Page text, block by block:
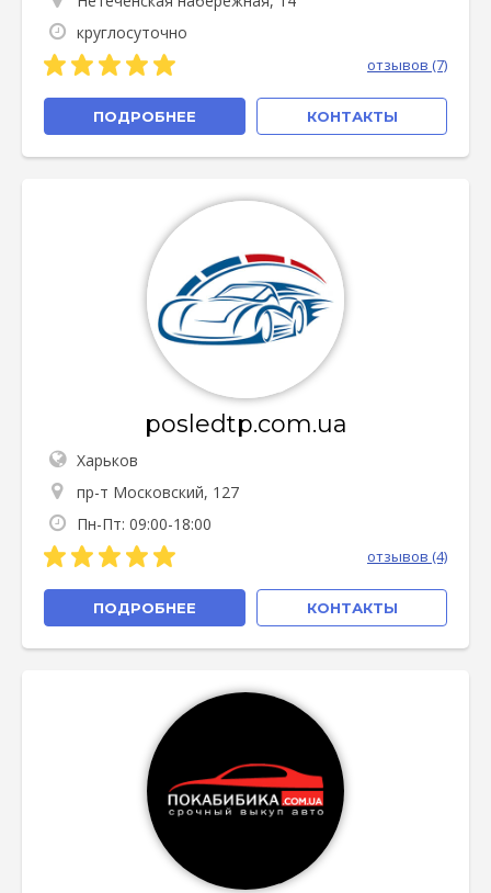
круглосуточно
отзывов (7)
ПОДРОБНЕЕ КОНТАКТЫ
posledtp.com.ua
Харьков
пр-т Московский, 127
Пн-Пт: 09:00-18:00
отзывов (4)
ПОДРОБНЕЕ КОНТАКТЫ